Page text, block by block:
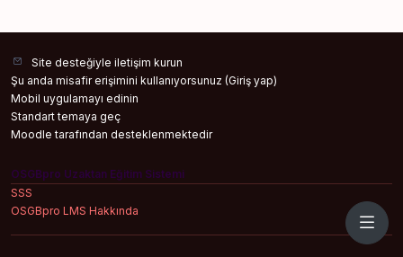
Site desteğiyle iletişim kurun
Şu anda misafir erişimini kullanıyorsunuz (Giriş yap)
Mobil uygulamayı edinin
Standart temaya geç
Moodle tarafından desteklenmektedir
OSGBpro Uzaktan Eğitim Sistemi
SSS
OSGBpro LMS Hakkında